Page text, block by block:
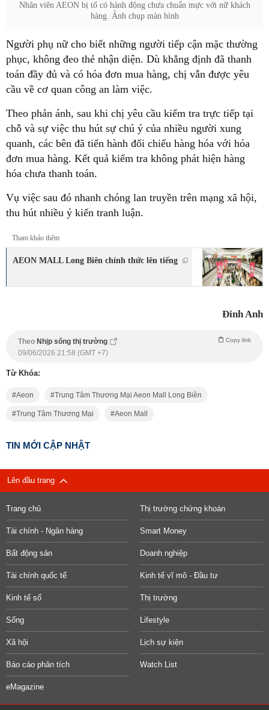
Nhân viên AEON bị tố có hành động chưa chuẩn mực với nữ khách
hàng. Ảnh chụp màn hình
Người phụ nữ cho biết những người tiếp cận mặc thường
phục, không đeo thẻ nhận diện. Dù khẳng định đã thanh
toán đầy đủ và có hóa đơn mua hàng, chị vẫn được yêu
cầu về cơ quan công an làm việc.
Theo phản ánh, sau khi chị yêu cầu kiểm tra trực tiếp tại
chỗ và sự việc thu hút sự chú ý của nhiều người xung
quanh, các bên đã tiến hành đối chiếu hàng hóa với hóa
đơn mua hàng. Kết quả kiểm tra không phát hiện hàng
hóa chưa thanh toán.
Vụ việc sau đó nhanh chóng lan truyền trên mạng xã hội,
thu hút nhiều ý kiến tranh luận.
Tham khảo thêm
AEON MALL Long Biên chính thức lên tiếng
Đinh Anh
Theo Nhịp sống thị trường Copy link
09/06/2026 21:58 (GMT +7)
Từ Khóa:
Aeon Trung Tâm Thương Mại Aeon Mall Long Biên
Trung Tâm Thương Mại Aeon Mall
TIN MỚI CẬP NHẬT
Lên đầu trang
Trang chủ Thị trường chứng khoán
Tài chính - Ngân hàng Smart Money
Bất động sản Doanh nghiệp
Tài chính quốc tế Kinh tế vĩ mô - Đầu tư
Kinh tế số Thị trường
Sống Lifestyle
Xã hội Lịch sự kiện
Báo cáo phân tích Watch List
eMagazine